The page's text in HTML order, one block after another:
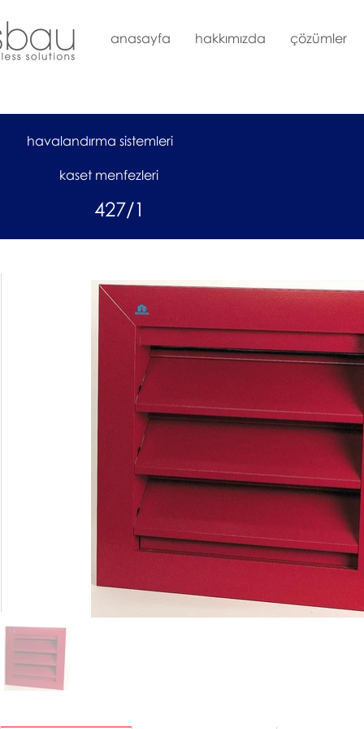
anasayfa hakkımızda çözümler
havalandırma sistemleri
kaset menfezleri
427/1